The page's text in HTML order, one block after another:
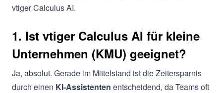
vtiger Calculus AI.
1. Ist vtiger Calculus AI für kleine
Unternehmen (KMU) geeignet?
Ja, absolut. Gerade im Mittelstand ist die Zeitersparnis
durch einen KI-Assistenten entscheidend, da Teams oft